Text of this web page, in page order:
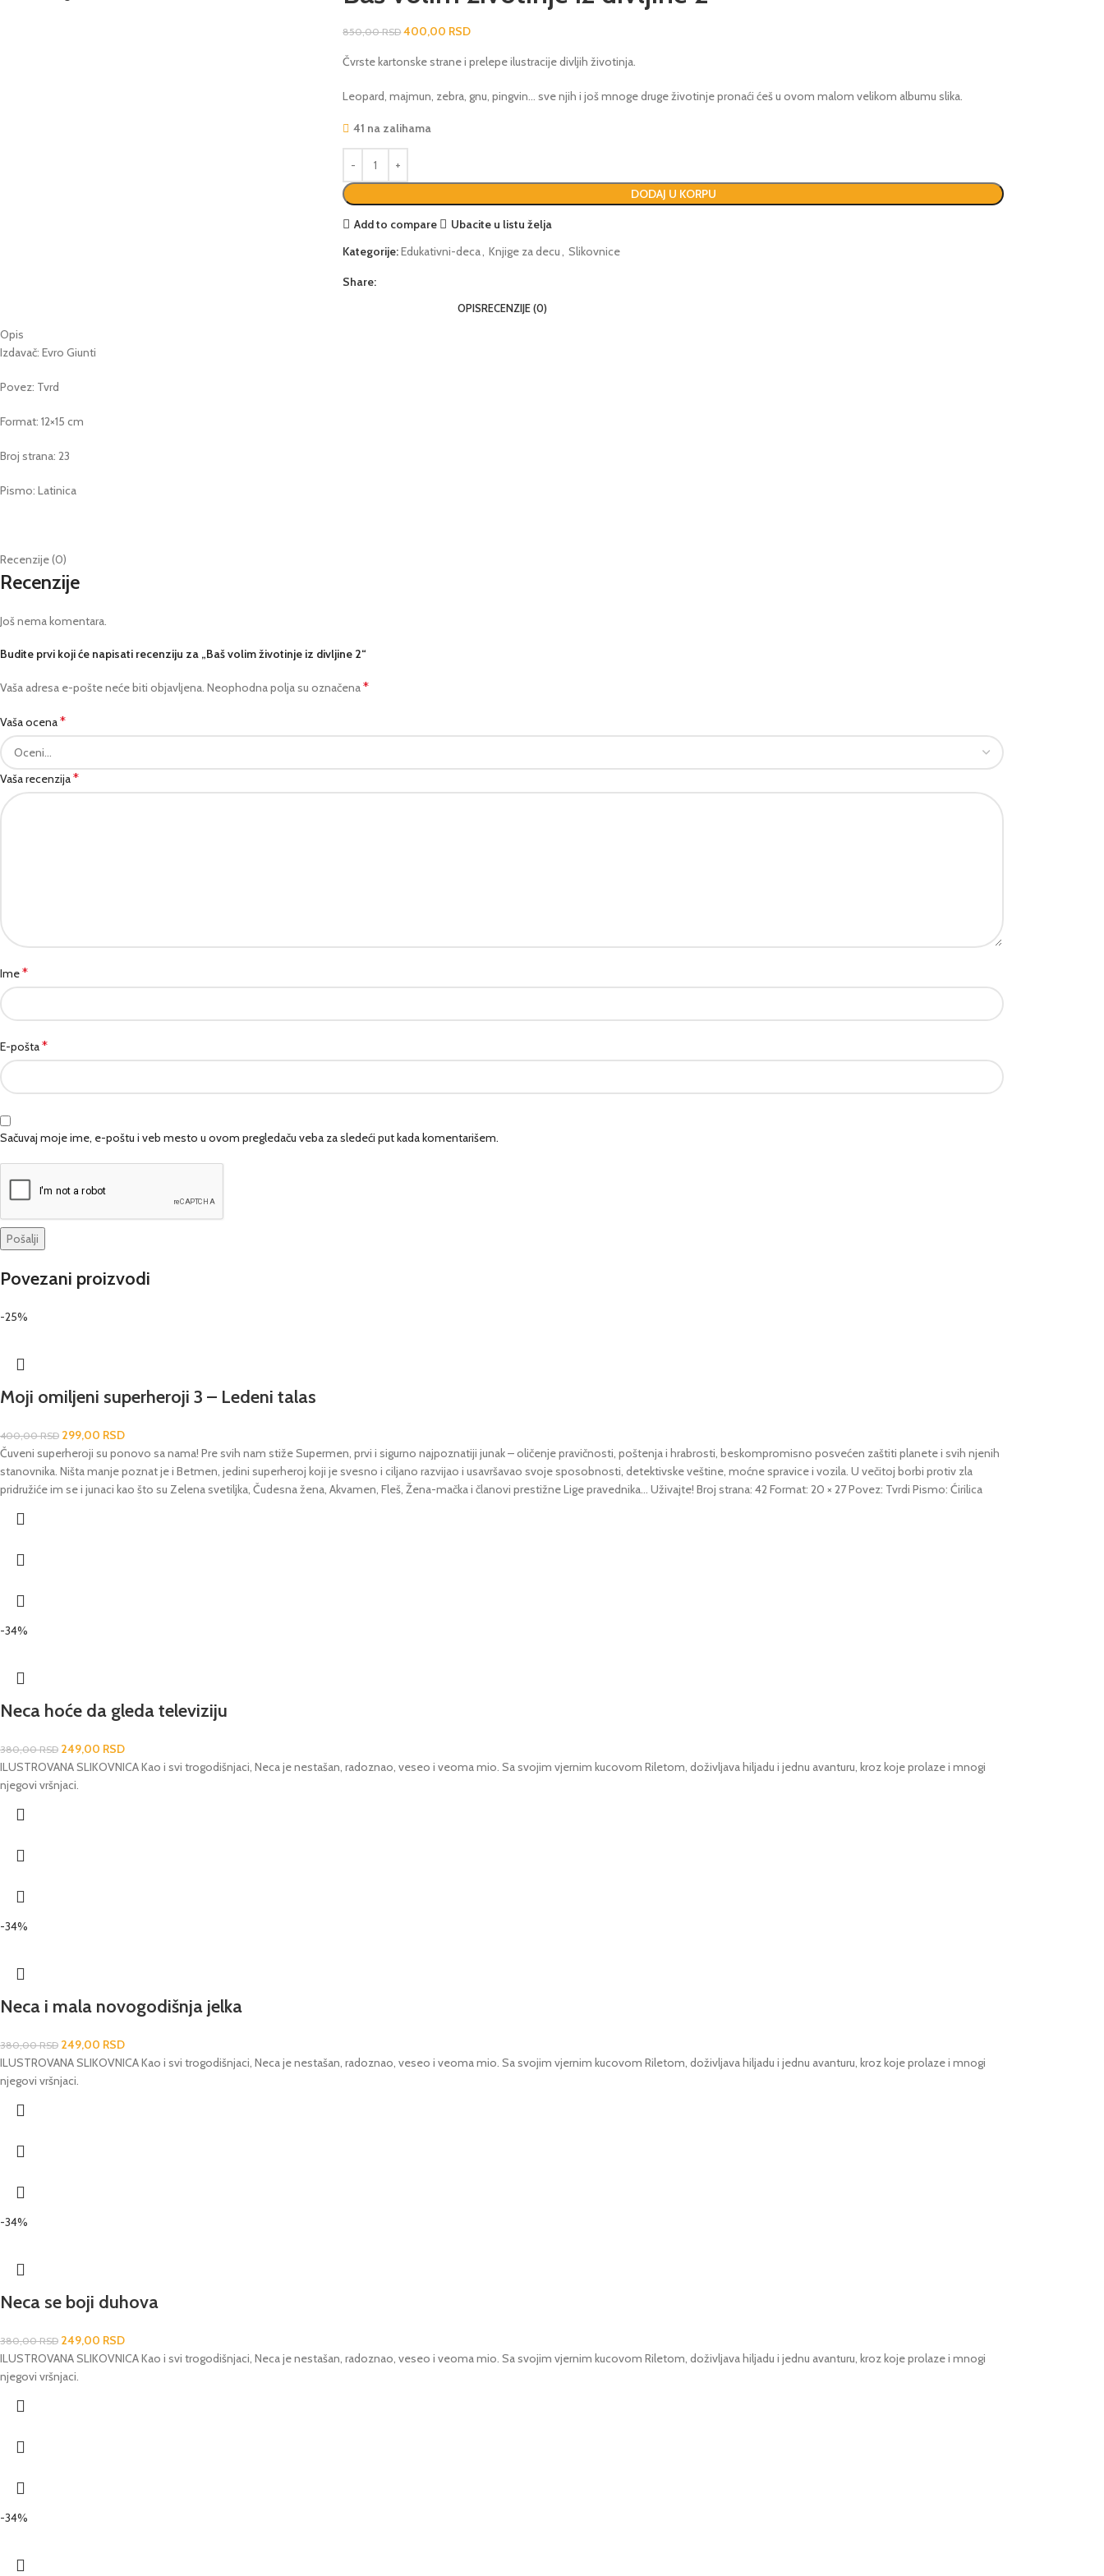
850,00RSD 400,00 RSD
Čvrste kartonske strane i prelepe ilustracije divljih životinja.
Leopard, majmun, zebra, gnu, pingvin… sve njih i još mnoge druge životinje pronaći ćeš u ovom malom velikom albumu slika.
41 na zalihama
DODAJ U KORPU
Add to compare
Ubacite u listu želja
Kategorije:Edukativni-deca, Knjige za decu, Slikovnice
Share:
OPISRECENZIJE (0)
Opis
Izdavač: Evro Giunti
Povez: Tvrd
Format: 12×15 cm
Broj strana: 23
Pismo: Latinica
Recenzije (0)
Recenzije
Još nema komentara.
Budite prvi koji će napisati recenziju za „Baš volim životinje iz divljine 2“
Vaša adresa e-pošte neće biti objavljena. Neophodna polja su označena*
Vaša ocena*
Vaša recenzija*
Ime*
E-pošta*
Sačuvaj moje ime, e-poštu i veb mesto u ovom pregledaču veba za sledeći put kada komentarišem.
Povezani proizvodi
-25%
Moji omiljeni superheroji 3 – Ledeni talas
400,00RSD 299,00 RSD
Čuveni superheroji su ponovo sa nama! Pre svih nam stiže Supermen, prvi i sigurno najpoznatiji junak – oličenje pravičnosti, poštenja i hrabrosti, beskompromisno posvećen zaštiti planete i svih njenih
stanovnika. Ništa manje poznat je i Betmen, jedini superheroj koji je svesno i ciljano razvijao i usavršavao svoje sposobnosti, detektivske veštine, moćne spravice i vozila. U večitoj borbi protiv zla
pridružiće im se i junaci kao što su Zelena svetiljka, Čudesna žena, Akvamen, Fleš, Žena-mačka i članovi prestižne Lige pravednika… Uživajte! Broj strana: 42 Format: 20 × 27 Povez: Tvrdi Pismo: Ćirilica
-34%
Neca hoće da gleda televiziju
380,00RSD 249,00 RSD
ILUSTROVANA SLIKOVNICA Kao i svi trogodišnjaci, Neca je nestašan, radoznao, veseo i veoma mio. Sa svojim vjernim kucovom Riletom, doživljava hiljadu i jednu avanturu, kroz koje prolaze i mnogi
njegovi vršnjaci.
-34%
Neca i mala novogodišnja jelka
380,00RSD 249,00 RSD
ILUSTROVANA SLIKOVNICA Kao i svi trogodišnjaci, Neca je nestašan, radoznao, veseo i veoma mio. Sa svojim vjernim kucovom Riletom, doživljava hiljadu i jednu avanturu, kroz koje prolaze i mnogi
njegovi vršnjaci.
-34%
Neca se boji duhova
380,00RSD 249,00 RSD
ILUSTROVANA SLIKOVNICA Kao i svi trogodišnjaci, Neca je nestašan, radoznao, veseo i veoma mio. Sa svojim vjernim kucovom Riletom, doživljava hiljadu i jednu avanturu, kroz koje prolaze i mnogi
njegovi vršnjaci.
-34%